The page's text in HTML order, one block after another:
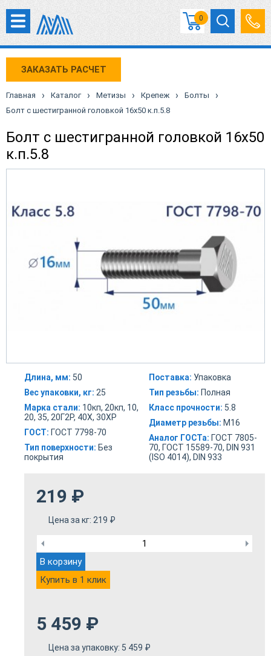
0
ЗАКАЗАТЬ РАСЧЕТ
Главная › Каталог › Метизы › Крепеж › Болты ›
Болт с шестигранной головкой 16х50 к.п.5.8
Болт с шестигранной головкой 16х50
к.п.5.8
Длина, мм: 50
Вес упаковки, кг: 25
Марка стали: 10кп, 20кп, 10,
20, 35, 20Г2Р, 40Х, 30ХР
ГОСТ: ГОСТ 7798-70
Тип поверхности: Без
покрытия
Поставка: Упаковка
Тип резьбы: Полная
Класс прочности: 5.8
Диаметр резьбы: М16
Аналог ГОСТа: ГОСТ 7805-
70, ГОСТ 15589-70, DIN 931
(ISO 4014), DIN 933
219 ₽
Цена за кг: 219 ₽
В корзину
Купить в 1 клик
5 459 ₽
Цена за упаковку: 5 459 ₽